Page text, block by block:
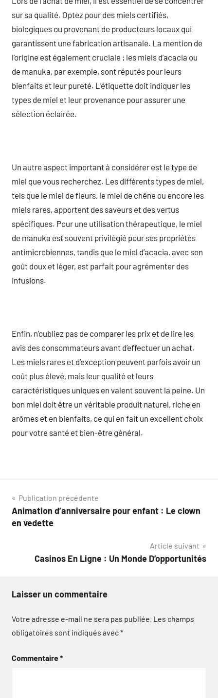
sur sa qualité. Optez pour des miels certifiés,
biologiques ou provenant de producteurs locaux qui
garantissent une fabrication artisanale. La mention de
l’origine est également cruciale ; les miels d’acacia ou
de manuka, par exemple, sont réputés pour leurs
bienfaits et leur pureté. L’étiquette doit indiquer les
types de miel et leur provenance pour assurer une
sélection éclairée.
Un autre aspect important à considérer est le type de
miel que vous recherchez. Les différents types de miel,
tels que le miel de fleurs, le miel de chêne ou encore les
miels rares, apportent des saveurs et des vertus
spécifiques. Pour une utilisation thérapeutique, le miel
de manuka est souvent privilégié pour ses propriétés
antimicrobiennes, tandis que le miel d’acacia, avec son
goût doux et léger, est parfait pour agrémenter des
infusions.
Enfin, n’oubliez pas de comparer les prix et de lire les
avis des consommateurs avant d’effectuer un achat.
Les miels rares et d’exception peuvent parfois avoir un
coût plus élevé, mais leur qualité et leurs
caractéristiques uniques en valent souvent la peine. Un
bon miel doit être un véritable produit naturel, riche en
arômes et en bienfaits, ce qui en fait un excellent choix
pour votre santé et bien-être général.
Navigation
de
Publication précédente
Animation d’anniversaire pour enfant : Le clown
en vedette
Article suivant
Casinos En Ligne : Un Monde D’opportunités
Laisser un commentaire
Votre adresse e-mail ne sera pas publiée. Les champs
obligatoires sont indiqués avec*
Commentaire*